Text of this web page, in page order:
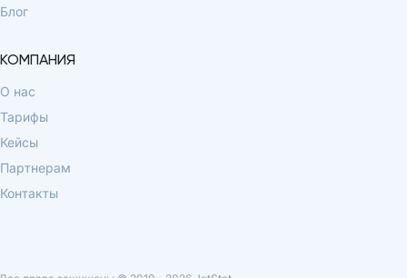
Блог
КОМПАНИЯ
О нас
Тарифы
Кейсы
Партнерам
Контакты